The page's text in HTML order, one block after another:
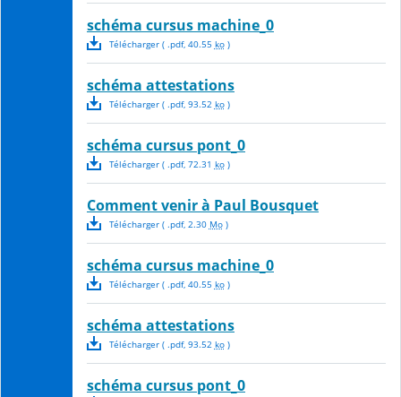
schéma cursus machine_0
Télécharger( .pdf, 40.55 ko)
schéma attestations
Télécharger( .pdf, 93.52 ko)
schéma cursus pont_0
Télécharger( .pdf, 72.31 ko)
Comment venir à Paul Bousquet
Télécharger( .pdf, 2.30 Mo)
schéma cursus machine_0
Télécharger( .pdf, 40.55 ko)
schéma attestations
Télécharger( .pdf, 93.52 ko)
schéma cursus pont_0